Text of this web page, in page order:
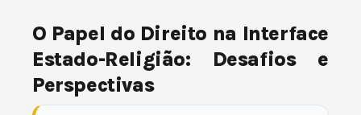
O Papel do Direito na Interface
Estado-Religião: Desafios e
Perspectivas